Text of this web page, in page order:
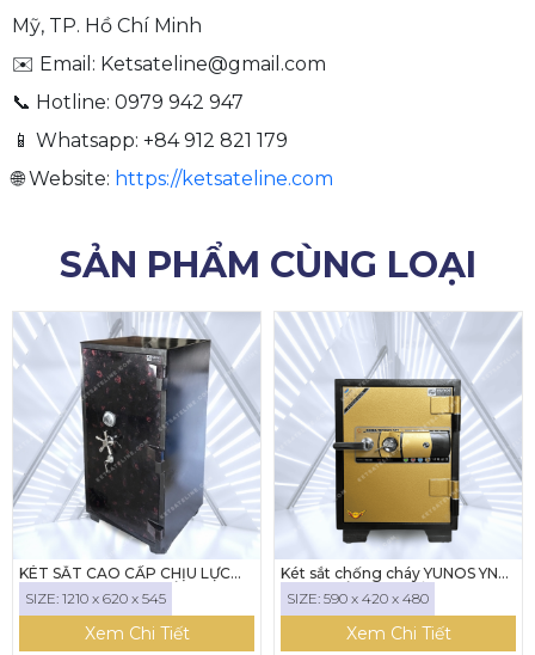
Mỹ, TP. Hồ Chí Minh
✉️ Email: Ketsateline@gmail.com
📞 Hotline: 0979 942 947
📱 Whatsapp: +84 912 821 179
🌐 Website: https://ketsateline.com
SẢN PHẨM CÙNG LOẠI
CẤP CHỊU LỰC
620 x 545
Chi Tiết
Két sắt chống cháy YUNOS YNS-
SIZE: 590 x 420 x 480
Xem Chi Tiết
KÉT SẮT